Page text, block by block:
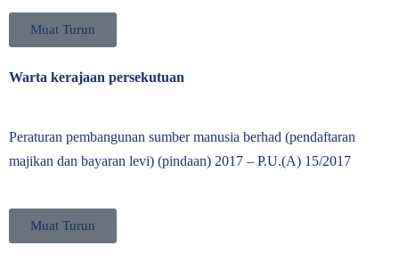
Muat Turun
Warta kerajaan persekutuan
Peraturan pembangunan sumber manusia berhad (pendaftaran
majikan dan bayaran levi) (pindaan) 2017 – P.U.(A) 15/2017
Muat Turun